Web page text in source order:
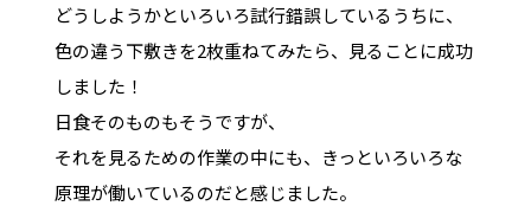
どうしようかといろいろ試行錯誤しているうちに、
色の違う下敷きを2枚重ねてみたら、見ることに成功
しました！
日食そのものもそうですが、
それを見るための作業の中にも、きっといろいろな
原理が働いているのだと感じました。